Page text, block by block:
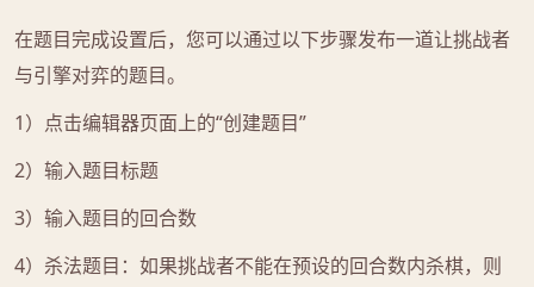
在题目完成设置后，您可以通过以下步骤发布一道让挑战者
与引擎对弈的题目。
1）点击编辑器页面上的“创建题目”
2）输入题目标题
3）输入题目的回合数
4）杀法题目：如果挑战者不能在预设的回合数内杀棋，则